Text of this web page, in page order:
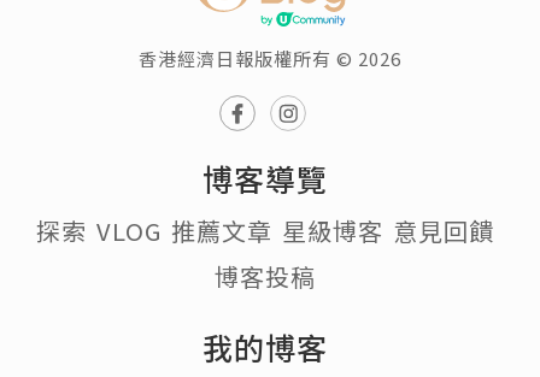
香港經濟日報版權所有 © 2026
博客導覽
探索 VLOG 推薦文章 星級博客 意見回饋
博客投稿
我的博客